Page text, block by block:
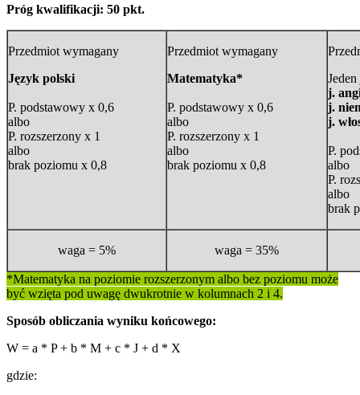
Próg kwalifikacji: 50 pkt.
Przedmiot wymagany
Język polski
P. podstawowy x 0,6
albo
P. rozszerzony x 1
albo
brak poziomu x 0,8
Przedmiot wymagany
Matematyka*
P. podstawowy x 0,6
albo
P. rozszerzony x 1
albo
brak poziomu x 0,8
j.
j.
j.
P.
albo
P.
albo
brak
waga = 5% waga = 35%
*Matematyka na poziomie rozszerzonym albo bez poziomu może
być wzięta pod uwagę dwukrotnie w kolumnach 2 i 4.
Sposób obliczania wyniku końcowego:
W = a * P + b * M + c * J + d * X
gdzie: